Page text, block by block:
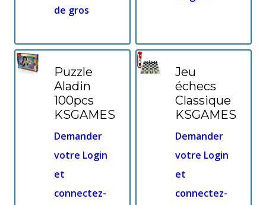
de gros
Puzzle
Aladin
100pcs
KSGAMES
Demander
votre Login
et
connectez-
Jeu
échecs
Classique
KSGAMES
Demander
votre Login
et
connectez-